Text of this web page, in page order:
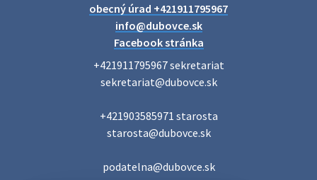
diskrétne komplexné odborné poradenstvo. Tím
odborníkov Vám pomôžte nájsť riešenie v piatich kľúčových
oblastiach: právo rodina a v…
Voľby do orgánov samosprávnych krajov 2026 V obci
miestnosti je na adrese: Vidovany 175, 908 62 Dubovce –
obecný úrad +421911795967
info@dubovce.sk
Facebook stránka
+421911795967 sekretariat
sekretariat@dubovce.sk
+421903585971 starosta
starosta@dubovce.sk
podatelna@dubovce.sk